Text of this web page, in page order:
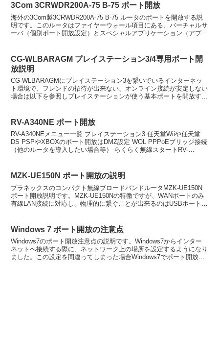
3Com 3CRWDR200A-75 B-75 ポート開放
海外の3Com製3CRWDR200A-75 B-75 ルータのポートを開放する説
明です。このルータはファイヤーウォール項目にある、バーチャルサ
ーバ（個別ポート開放設定）とスペシャルアプリケーション（アプリ
CG-WLBARAGM プレイステーション3/4専用ポート開
放説明
CG-WLBARAGMにプレイステーション3を繋いでいるインターネッ
ト環境で、フレンドの招待が出来ない、オンライン接続が安定しない
場合は以下を参照しプレイステーションが使う基本ポートを開放する
RV-A340NE ポート開放
RV-A340NEメニュー一覧 プレイステーション3 任天堂Wiiや任天堂
DS PSPやXBOXのポート開放はDMZ設定 WOL PPPoEブリッジ接続
（他のルータを導入したい場合等） らくらく無線スタートRV-
MZK-UE150N ポート開放の説明
プラネックスのコンパクト無線ブロードバンドルータMZK-UE150N
ポート開放説明です。MZK-UE150Nの特徴ですが、WANポートのみ
有線LAN接続に対応し、物理的に繋ぐことが出来るのはUSBポート
Windows 7 ポート開放の注意点
Windows7のポート開放注意点の説明です。Windows7からインター
ネットへ接続する際に、ネットワーク上の場所を設定するようになり
ました。この設定を間違ってしまった場合Windows7でポート開放で